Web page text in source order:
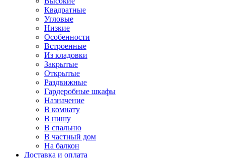
Квадратные
Угловые
Низкие
Особенности
Встроенные
Из кладовки
Закрытые
Открытые
Раздвижные
Гардеробные шкафы
Назначение
В комнату
В нишу
В спальню
В частный дом
На балкон
Доставка и оплата